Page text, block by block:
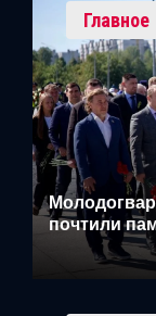
Главное
почтили